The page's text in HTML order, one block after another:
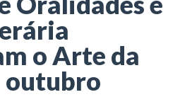
o Arte da
outubro